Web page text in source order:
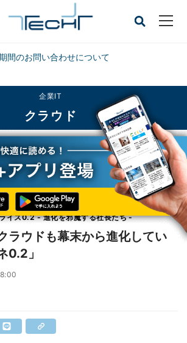
間のお問い合わせについて
CLOSE
企業IT
クラウド
クラウド
幕末から進化していない「クロフネ0.2」
イズ0.2 - 進化を邪魔する社長たち -
ラウドも幕末から進化してい
0.2」